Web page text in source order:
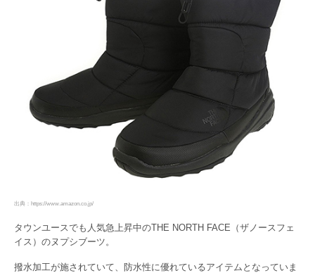
出典：https://www.amazon.co.jp/
タウンユースでも人気急上昇中のTHE NORTH FACE（ザノースフェ
イス）のヌプシブーツ。
撥水加工が施されていて、防水性に優れているアイテムとなっていま